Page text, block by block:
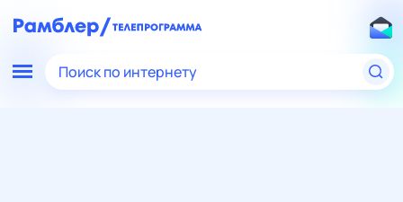
Поиск по интернету